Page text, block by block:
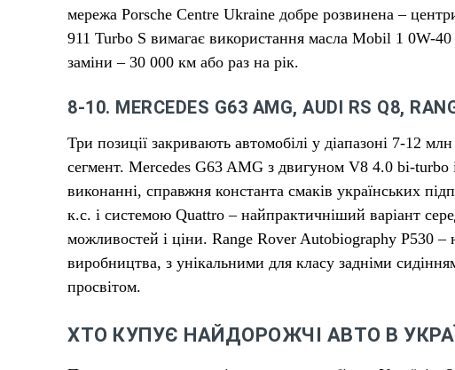
мережа Porsche Centre Ukraine добре розвинена –
911 Turbo S вимагає використання масла Mobil 1 0W-40
заміни – 30 000 км або раз на рік.
8-10. MERCEDES G63 AMG, AUDI RS Q8,
Три позиції закривають автомобілі у діапазоні 7-12
сегмент. Mercedes G63 AMG з двигуном V8 4.0 bi-
виконанні, справжня константа смаків українських
к.с. і системою Quattro – найпрактичніший варіант
можливостей і ціни. Range Rover Autobiography P530
виробництва, з унікальними для класу задніми
просвітом.
ХТО КУПУЄ НАЙДОРОЖЧІ АВТО В